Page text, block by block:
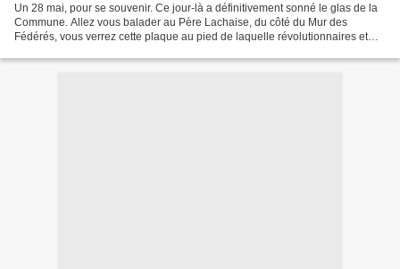
Un 28 mai, pour se souvenir. Ce jour-là a définitivement sonné le glas de la
Commune. Allez vous balader au Père Lachaise, du côté du Mur des
Fédérés, vous verrez cette plaque au pied de laquelle révolutionnaires et